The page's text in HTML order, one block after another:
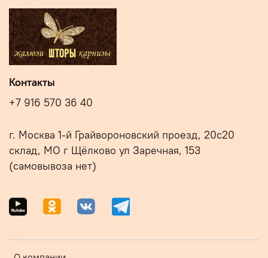
Контакты
+7 916 570 36 40
г. Москва 1-й Грайвороновский проезд, 20с20
склад, МО г Щёлково ул Заречная, 153
(самовывоза нет)